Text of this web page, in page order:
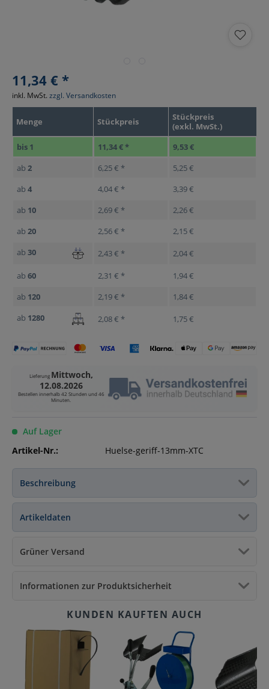
11,34 € *
Menge Stückpreis
Stückpreis
(exkl. MwSt.)
bis 1 11,34 € *
9,53 €
ab 2 6,25 € *
5,25 €
ab 4 4,04 € *
3,39 €
ab 10 2,69 € *
2,26 €
ab 20 2,56 € *
2,15 €
ab 30 2,43 € * 2,04 €
ab 60 2,31 € *
1,94 €
ab 120 2,19 € *
1,84 €
ab 1280 2,08 € * 1,75 €
inkl. MwSt. zzgl. Versandkosten
Lieferung Mittwoch,
12.08.2026
Bestellen innerhalb42 Stunden und 46
Minuten.
Auf Lager
Artikel-Nr.:
Huelse-geriff-13mm-XTC
Beschreibung
Artikeldaten
Grüner Versand
Informationen zur Produktsicherheit